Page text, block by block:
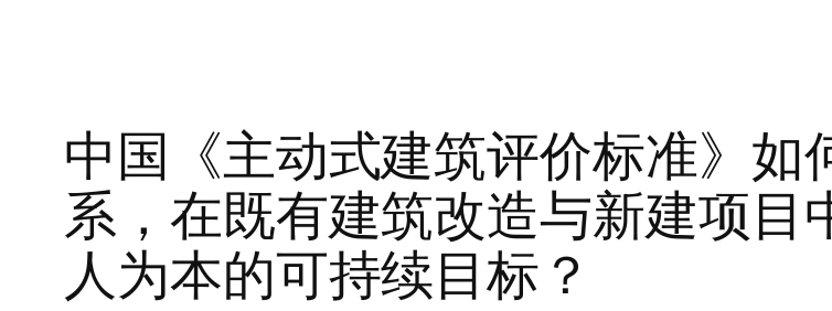
中国《主动式建筑评价标准》如
系，在既有建筑改造与新建项目
人为本的可持续目标？